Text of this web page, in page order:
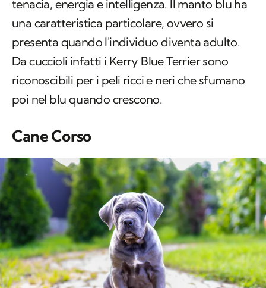
tenacia, energia e intelligenza. Il manto blu ha
una caratteristica particolare, ovvero si
presenta quando l'individuo diventa adulto.
Da cuccioli infatti i Kerry Blue Terrier sono
riconoscibili per i peli ricci e neri che sfumano
poi nel blu quando crescono.
Cane Corso